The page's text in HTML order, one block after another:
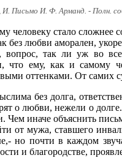
Письмо И. Ф. Арманд. - Полн.
человеку стало сложнее
без любви аморален,
вопрос, так ли уж во
что ему, как и самому
оттенками. От самих
без долга,
о любви, нежели о
Чем иначе объяснить
от мужа, ставшего
но почти в каждом
и благородстве,